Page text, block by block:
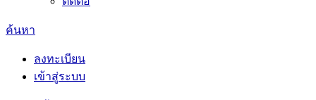
ค้นหา
ลงทะเบียน
เข้าสู่ระบบ